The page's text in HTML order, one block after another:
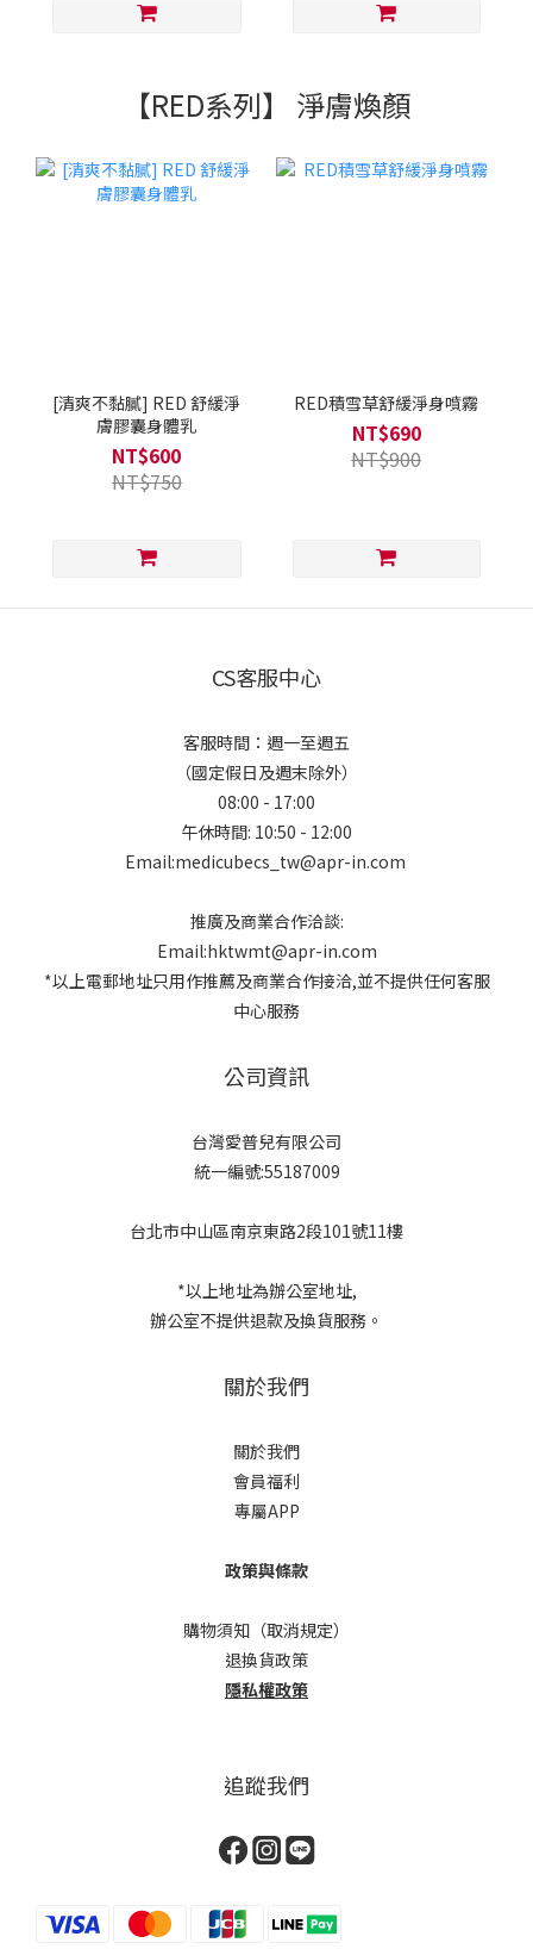
【RED系列】 淨膚煥顏
[清爽不黏膩] RED 舒緩淨
膚膠囊身體乳
NT$600
NT$750
RED積雪草舒緩淨身噴霧
NT$690
NT$900
CS客服中心
客服時間：週一至週五
（國定假日及週末除外）
08:00 - 17:00
午休時間: 10:50 - 12:00
Email:medicubecs_tw@apr-in.com
推廣及商業合作洽談:
Email:hktwmt@apr-in.com
*以上電郵地址只用作推薦及商業合作接洽,並不提供任何客服
中心服務
公司資訊
台灣愛普兒有限公司
統一編號:55187009
台北市中山區南京東路2段101號11樓
*以上地址為辦公室地址,
辦公室不提供退款及換貨服務。
關於我們
關於我們
會員福利
專屬APP
政策與條款
購物須知（取消規定）
退換貨政策
隱私權政策
追蹤我們